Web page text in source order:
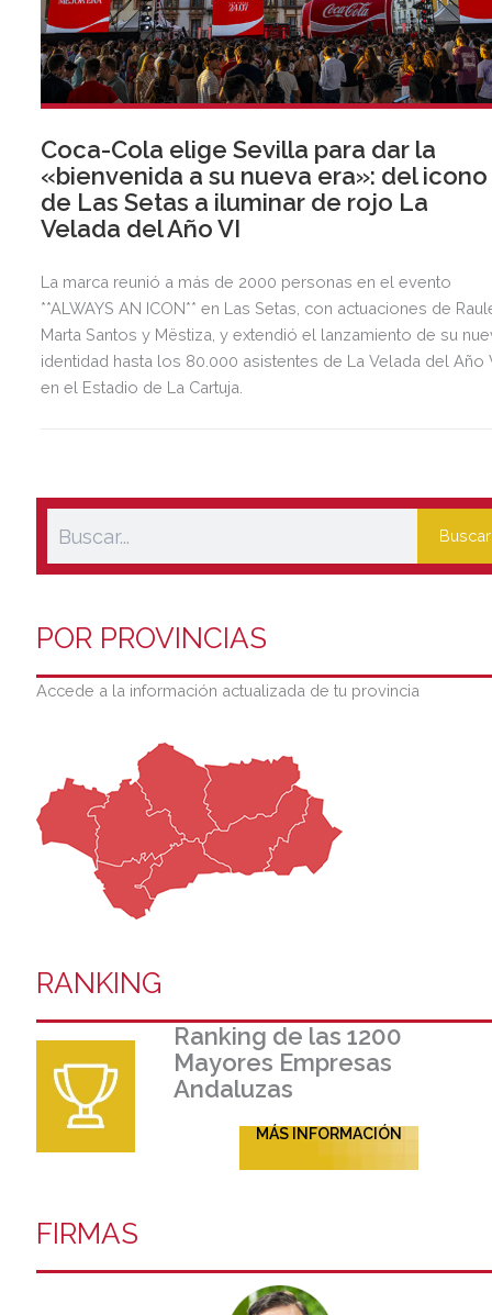
Coca-Cola elige Sevilla para dar la
«bienvenida a su nueva era»: del icono
de Las Setas a iluminar de rojo La
Velada del Año VI
La marca reunió a más de 2000 personas en el evento
**ALWAYS AN ICON** en Las Setas, con actuaciones de
Marta Santos y Mëstiza, y extendió el lanzamiento de su
identidad hasta los 80.000 asistentes de La Velada del Año
en el Estadio de La Cartuja.
Buscar
POR PROVINCIAS
Accede a la información actualizada de tu provincia
RANKING
Ranking de las 1200
Mayores Empresas
Andaluzas
MÁS INFORMACIÓN
FIRMAS